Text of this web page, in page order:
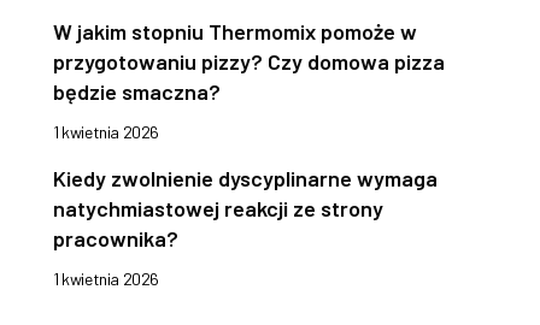
W jakim stopniu Thermomix pomoże w
przygotowaniu pizzy? Czy domowa pizza
będzie smaczna?
1 kwietnia 2026
Kiedy zwolnienie dyscyplinarne wymaga
natychmiastowej reakcji ze strony
pracownika?
1 kwietnia 2026